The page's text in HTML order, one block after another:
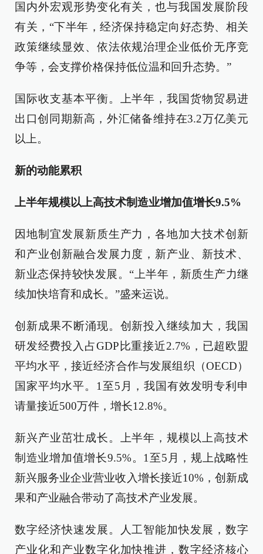
国内外宏观形势变化有关，也与我国发展阶段
有关，“下半年，经济保持稳定向好态势、相关
政策继续显效、依法依规治理企业低价无序竞
争等，会支撑价格保持低位温和回升态势。”
国际收支基本平衡。上半年，我国货物贸易进
出口创同期新高，外汇储备维持在3.2万亿美元
以上。
新的动能累积
上半年规模以上高技术制造业增加值增长9.5%
因地制宜发展新质生产力，各地加大技术创新
和产业创新融合发展力度，新产业、新技术、
新业态保持较快发展。“上半年，新质生产力继
续加快培育和成长。”盛来运说。
创新成果不断涌现。创新投入继续加大，我国
研发经费投入占GDP比重接近2.7%，已超欧盟
平均水平，接近经济合作与发展组织（OECD）
国家平均水平。1至5月，我国有效发明专利申
请量接近500万件，增长12.8%。
新兴产业茁壮成长。上半年，规模以上高技术
制造业增加值增长9.5%。1至5月，规上战略性
新兴服务业企业营业收入增长接近10%，创新成
果和产业融合带动了高技术产业发展。
数字经济快速发展。人工智能加快发展，数字
产业化和产业数字化加快推进，数字经济核心